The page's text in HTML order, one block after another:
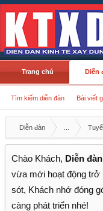
Trang chủ Diễn
Tìm kiếm diễn đàn Bài viết
Diễn đàn
Chào Khách, Diễn
vừa mới hoạt động trở
sót, Khách nhớ đóng
càng phát triển nhé!